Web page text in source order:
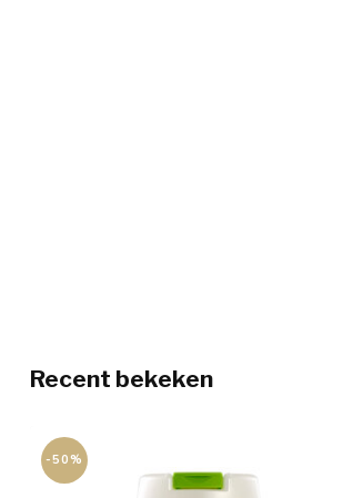
Recent bekeken
-50%